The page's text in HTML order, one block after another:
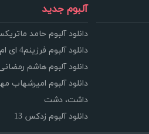
آلبوم جدید
دانلود آلبوم حامد
دانلود آلبوم فرزینم4 ای ام 4
دانلود آلبوم هاشم
دانلود آلبوم امیرشهاب
داشت، دشت
دانلود آلبوم زدکس 13